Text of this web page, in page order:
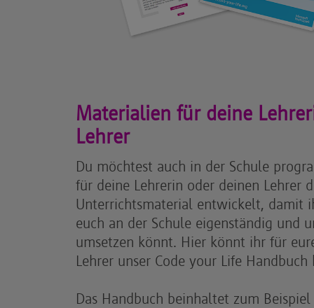
Materialien für deine
Lehrer
Du möchtest auch in der Schule
für deine Lehrerin oder deinen Lehrer
Unterrichtsmaterial entwickelt, damit
euch an der Schule eigenständig und
umsetzen könnt. Hier könnt ihr für
Lehrer unser Code your Life
Das Handbuch beinhaltet zum